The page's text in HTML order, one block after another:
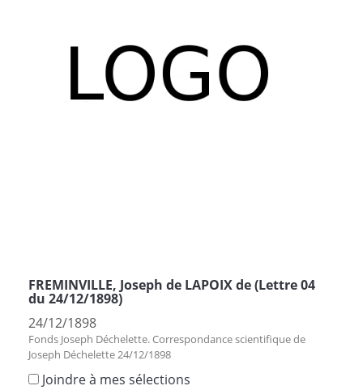
FREMINVILLE, Joseph de LAPOIX de (Lettre 04
du 24/12/1898)
24/12/1898
Fonds Joseph Déchelette. Correspondance scientifique de
Joseph Déchelette 24/12/1898
Joindre à mes sélections